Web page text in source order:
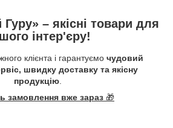
Гуру» – якісні товари для
інтер'єру!
клієнта і гарантуємо чудовий
швидку доставку та якісну
продукцію.
замовлення вже зараз 🎁